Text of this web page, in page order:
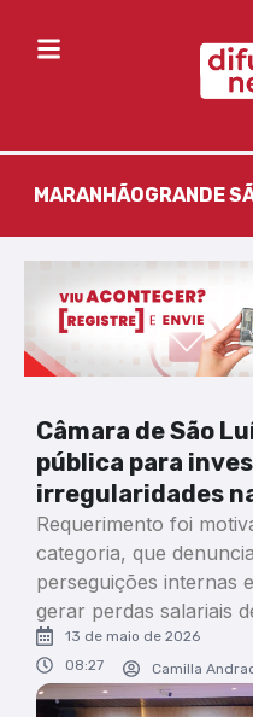
MARANHÃOGRANDE
Câmara de São
pública para
irregularidades
Requerimento foi
categoria, que
perseguições internas
gerar perdas salariais
13 de maio de 2026
08:27
Camilla